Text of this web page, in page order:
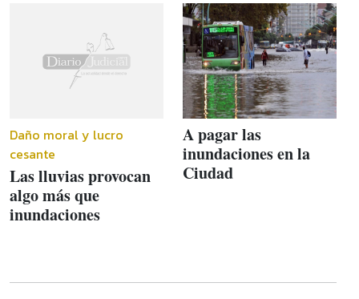
Daño moral y lucro
cesante
Las lluvias provocan
algo más que
inundaciones
A pagar las
inundaciones en la
Ciudad